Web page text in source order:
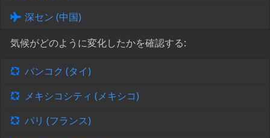
深セン (中国)
気候がどのように変化したかを確認する:
バンコク (タイ)
メキシコシティ (メキシコ)
パリ (フランス)